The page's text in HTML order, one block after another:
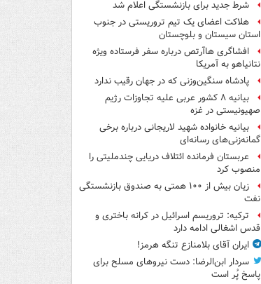
شرط جدید برای بازنشستگی اعلام شد
هلاکت اعضای یک تیم تروریستی در جنوب
استان سیستان و بلوچستان
افشاگری هاآرتص درباره سفر فرستاده ویژه
نتانیاهو به آمریکا
پادشاه سنگین‌وزنی که در جهان رقیب ندارد
بیانیه ۸ کشور عربی علیه تجاوزات رژیم
صهیونیستی در غزه
بیانیه خانواده شهید لاریجانی درباره برخی
گمانه‌زنی‌های رسانه‌ای
عربستان فرمانده ائتلاف دریایی چندملیتی را
منصوب کرد
زیان بیش از ۱۰۰ همتی به صندوق‌ بازنشستگی
نفت
ترکیه: تروریسم اسرائیل در کرانه باختری و
قدس اشغالی ادامه دارد
ایران آقای بلامنازع تنگه هرمز!
سردار ابن‌الرضا: دست نیروهای مسلح برای
پاسخ پُر است